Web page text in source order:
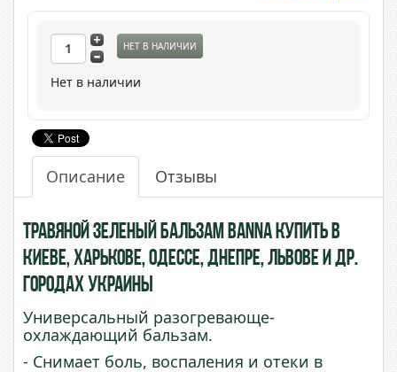
НЕТ В НАЛИЧИИ
Нет в наличии
Описание Отзывы
Травяной зеленый бальзам Banna купить в
Киеве, Харькове, Одессе, Днепре, Львове и др.
городах Украины
Универсальный разогревающе-
охлаждающий бальзам.
- Снимает боль, воспаления и отеки в